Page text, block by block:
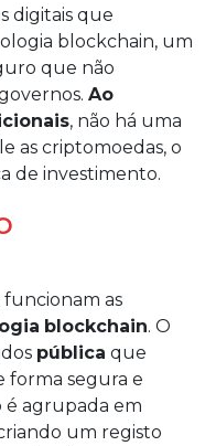
digitais que
blockchain, um
que não
Ao
, não há uma
as criptomoedas, o
de investimento.
as
blockchain. O
pública que
forma segura e
é agrupada em
um registo